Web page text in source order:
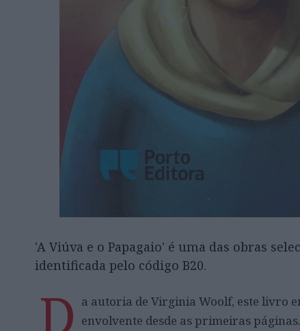
'A Viúva e o Papagaio' é uma das obras
identificada pelo código B20.
D a autoria de Virginia Woolf, este livro
envolvente desde as primeiras